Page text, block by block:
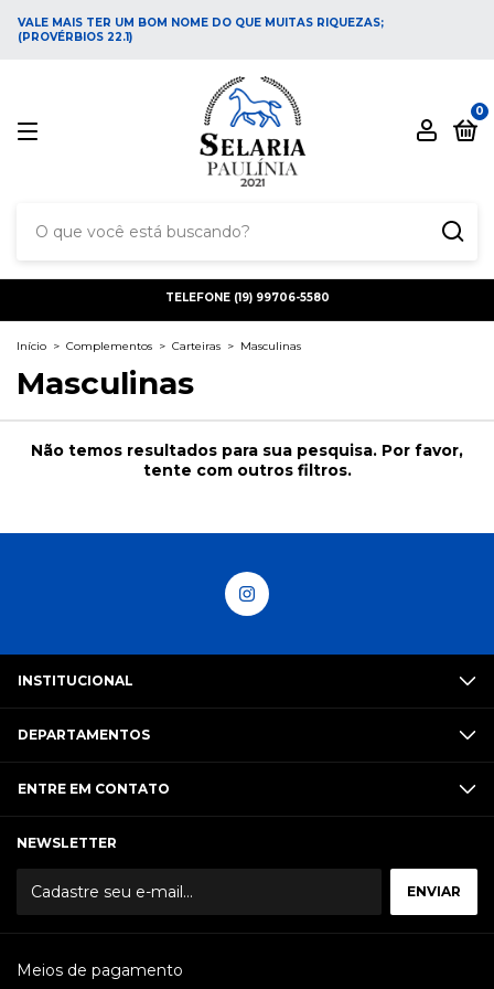
VALE MAIS TER UM BOM NOME DO QUE MUITAS RIQUEZAS;
(PROVÉRBIOS 22.1)
0
TELEFONE (19) 99706-5580
Início > Complementos > Carteiras > Masculinas
Masculinas
Não temos resultados para sua pesquisa. Por favor,
tente com outros filtros.
INSTITUCIONAL
DEPARTAMENTOS
ENTRE EM CONTATO
NEWSLETTER
Meios de pagamento